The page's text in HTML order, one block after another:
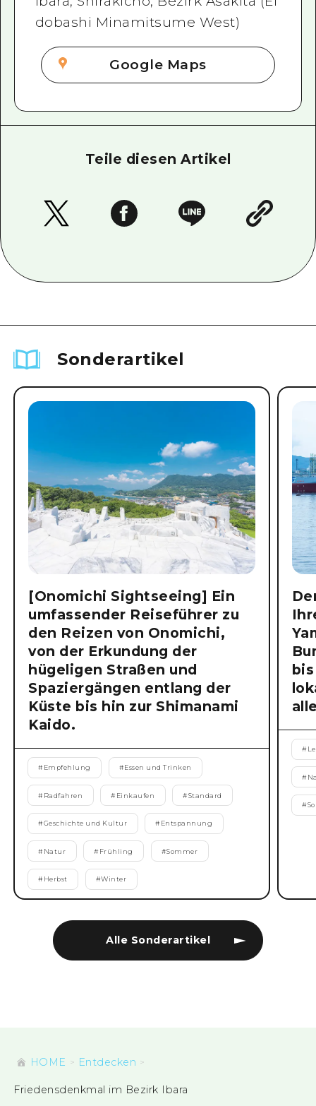
dobashi Minamitsume West)
Google Maps
Teile diesen Artikel
Sonderartikel
Alle Sonderartikel
[Onomichi Sightseeing] Ein
umfassender Reiseführer zu
den Reizen von Onomichi,
von der Erkundung der
hügeligen Straßen und
Spaziergängen entlang der
Küste bis hin zur Shimanami
Kaido.
# Empfehlung #Essen und Trinken
# Radfahren # Einkaufen #Standard
#Geschichte und Kultur # Entspannung
# Natur # Frühling #Sommer
# Herbst #Winter
#
#
#
HOME Entdecken
Friedensdenkmal im Bezirk Ibara